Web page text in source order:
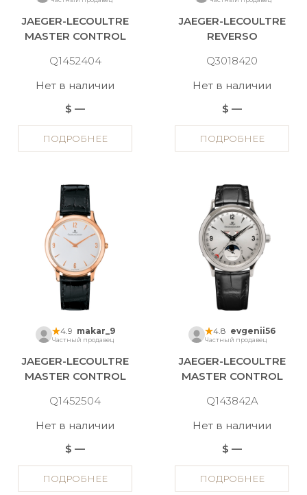
JAEGER-LECOULTRE
MASTER CONTROL
Q1452404
Нет в наличии
$ —
ПОДРОБНЕЕ
JAEGER-LECOULTRE
REVERSO
Q3018420
Нет в наличии
$ —
ПОДРОБНЕЕ
4.9 makar_9
Частный продавец
JAEGER-LECOULTRE
MASTER CONTROL
Q1452504
Нет в наличии
$ —
ПОДРОБНЕЕ
4.8 evgenii56
Частный продавец
JAEGER-LECOULTRE
MASTER CONTROL
Q143842A
Нет в наличии
$ —
ПОДРОБНЕЕ